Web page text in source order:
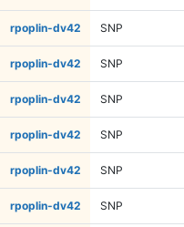
rpoplin-dv42 SNP
rpoplin-dv42 SNP
rpoplin-dv42 SNP
rpoplin-dv42 SNP
rpoplin-dv42 SNP
rpoplin-dv42 SNP